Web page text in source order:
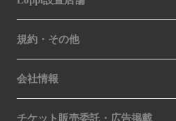
規約・その他
会社情報
チケット販売委託・広告掲載